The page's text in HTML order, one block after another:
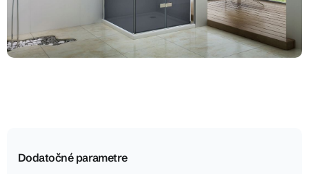
Dodatočné parametre